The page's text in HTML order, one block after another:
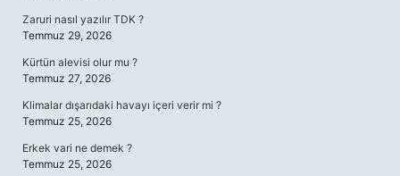
Zaruri nasıl yazılır TDK ?
Temmuz 29, 2026
Kürtün alevisi olur mu ?
Temmuz 27, 2026
Klimalar dışarıdaki havayı içeri verir mi ?
Temmuz 25, 2026
Erkek vari ne demek ?
Temmuz 25, 2026